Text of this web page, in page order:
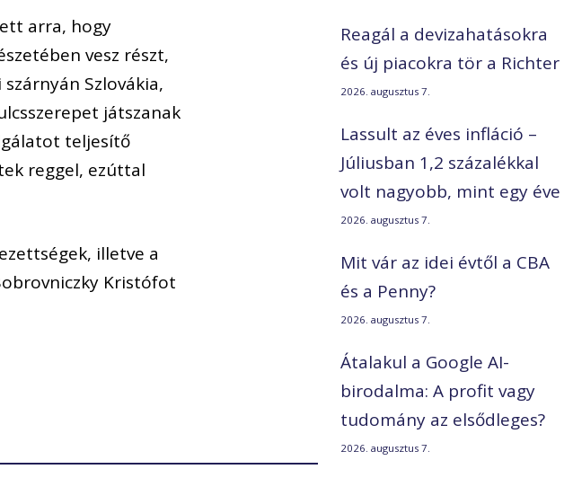
arra, hogy
vesz részt,
Szlovákia,
játszanak
teljesítő
reggel, ezúttal
illetve a
Kristófot
Reagál a devizahatásokra
és új piacokra tör a Richter
2026. augusztus 7.
Lassult az éves infláció –
Júliusban 1,2 százalékkal
volt nagyobb, mint egy éve
2026. augusztus 7.
Mit vár az idei évtől a CBA
és a Penny?
2026. augusztus 7.
Átalakul a Google AI-
birodalma: A profit vagy
tudomány az elsődleges?
2026. augusztus 7.